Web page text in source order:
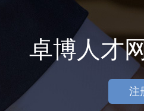
卓博人才
注